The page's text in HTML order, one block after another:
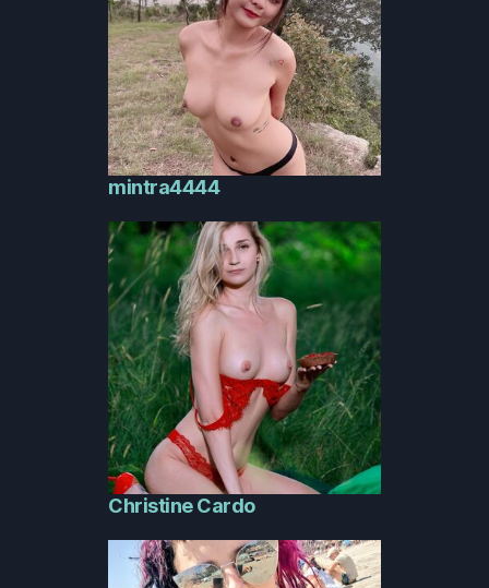
mintra4444
Christine Cardo